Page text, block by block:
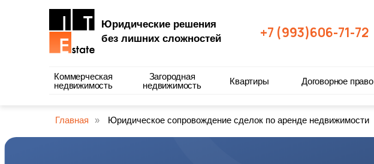
+7 (993)606-71-72
Юридические решения
без лишних сложностей
Квартиры Договорное право
Загородная
недвижимость
Коммерческая
недвижимость
Главная » Юридическое сопровождение сделок по аренде недвижимости